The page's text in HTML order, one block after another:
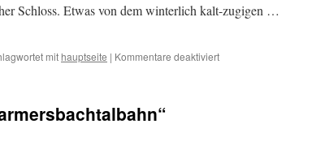
Schloss. Etwas von dem winterlich kalt-zugigen …
mit hauptseite | Kommentare deaktiviertfür